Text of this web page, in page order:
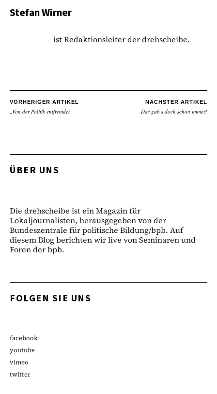
Stefan Wirner
ist Redaktionsleiter der drehscheibe.
VORHERIGER ARTIKEL
„Von der Politik entfremdet“
NÄCHSTER ARTIKEL
Das gab’s doch schon immer!
ÜBER UNS
Die drehscheibe ist ein Magazin für
Lokaljournalisten, herausgegeben von der
Bundeszentrale für politische Bildung/bpb. Auf
diesem Blog berichten wir live von Seminaren und
Foren der bpb.
FOLGEN SIE UNS
facebook
youtube
vimeo
twitter